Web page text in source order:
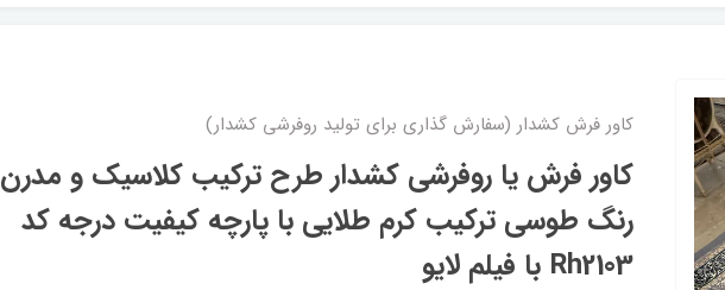
کاور فرش کشدار (سفارش گذاری برای تولید روفرشی کشدار)
کاور فرش یا روفرشی کشدار طرح ترکیب کلاسیک و مدرن
رنگ طوسی ترکیب کرم طلایی با پارچه کیفیت درجه کد
Rh2103 با فیلم لایو